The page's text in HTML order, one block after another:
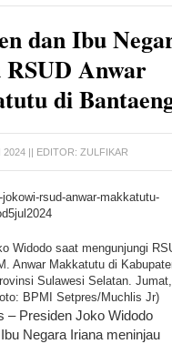
dan Ibu
Anwar
di
2024 || EDITOR: ZULFIKAR
Widodo saat mengunjungi
Anwar Makkatutu di
Sulawesi Selatan.
BPMI Setpres/Muchlis Jr)
– Presiden Joko Widodo
Negara Iriana meninjau